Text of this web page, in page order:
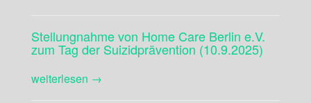
Stellungnahme von Home Care Berlin e.V.
zum Tag der Suizidprävention (10.9.2025)
weiterlesen →